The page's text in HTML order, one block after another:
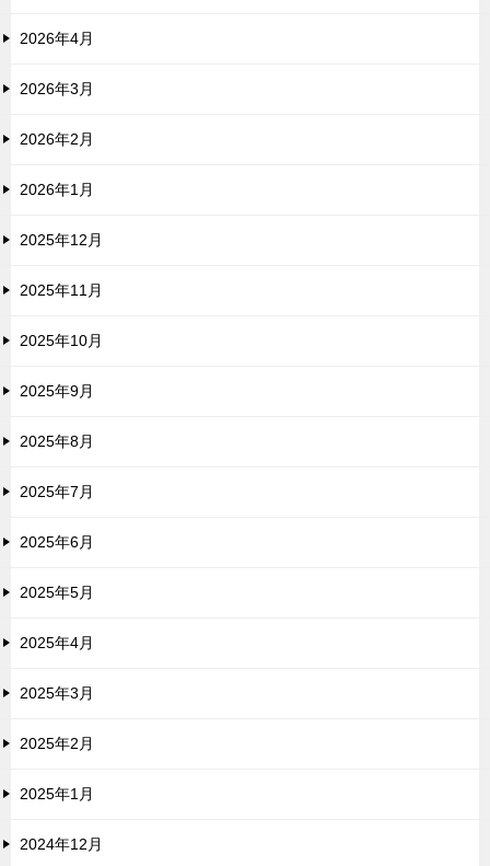
2026年4月
2026年3月
2026年2月
2026年1月
2025年12月
2025年11月
2025年10月
2025年9月
2025年8月
2025年7月
2025年6月
2025年5月
2025年4月
2025年3月
2025年2月
2025年1月
2024年12月